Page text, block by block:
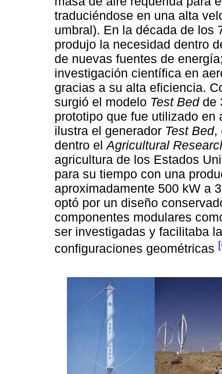
traduciéndose en una alta
umbral). En la década de los
produjo la necesidad dentro
de nuevas fuentes de
investigación científica en
gracias a su alta eficiencia.
surgió el modelo Test Bedde
prototipo que fue utilizado
ilustra el generador Test Bed,
dentro elAgricultural
agricultura de los Estados
para su tiempo con una
aproximadamente 500 kW a
optó por un diseño
componentes modulares
ser investigadas y facilitaba
configuraciones geométricas